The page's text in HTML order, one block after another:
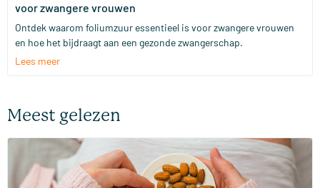
voor zwangere vrouwen
Ontdek waarom foliumzuur essentieel is voor zwangere vrouwen
en hoe het bijdraagt aan een gezonde zwangerschap.
Lees meer
Meest gelezen